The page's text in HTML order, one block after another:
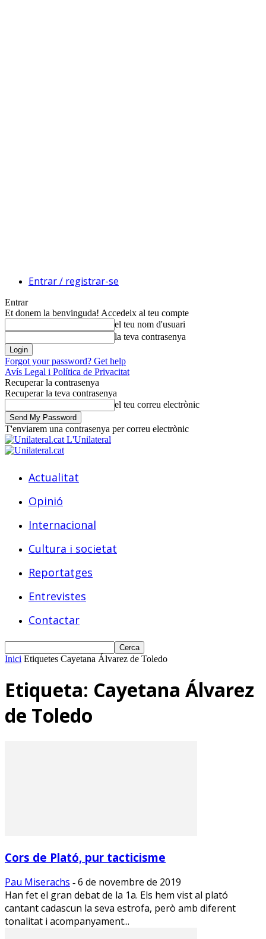
Entrar / registrar-se
Entrar
Et donem la benvinguda! Accedeix al teu compte
el teu nom d'usuari
la teva contrasenya
Forgot your password? Get help
Avís Legal i Política de Privacitat
Recuperar la contrasenya
Recuperar la teva contrasenya
el teu correu electrònic
T'enviarem una contrasenya per correu electrònic
L'Unilateral
Actualitat
Opinió
Internacional
Cultura i societat
Reportatges
Entrevistes
Contactar
Inici Etiquetes Cayetana Álvarez de Toledo
Etiqueta: Cayetana Álvarez
de Toledo
Cors de Plató, pur tacticisme
Pau Miserachs - 6 de novembre de 2019
Han fet el gran debat de la 1a. Els hem vist al plató
cantant cadascun la seva estrofa, però amb diferent
tonalitat i acompanyament...